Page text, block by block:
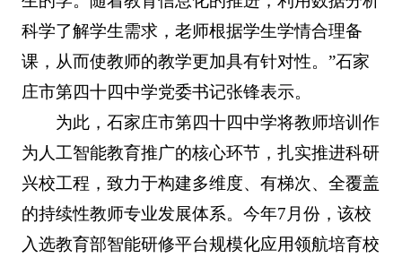
科学了解学生需求，老师根据学生学情合理备
课，从而使教师的教学更加具有针对性。”石家
庄市第四十四中学党委书记张锋表示。
为此，石家庄市第四十四中学将教师培训作
为人工智能教育推广的核心环节，扎实推进科研
兴校工程，致力于构建多维度、有梯次、全覆盖
的持续性教师专业发展体系。今年7月份，该校
入选教育部智能研修平台规模化应用领航培育校